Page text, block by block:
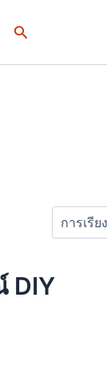
Search
DIY